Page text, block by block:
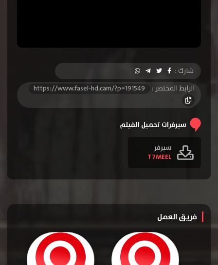
شارك :
الرابط المختصر :
https://www.fasel-hd.cam/?p=191549
سيرفرات تحميل الفيلم
سيرفر
T7MEEL
فريق العمل